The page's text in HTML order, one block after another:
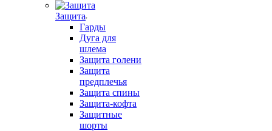
Защита
Гарды
Дуга для
шлема
Защита голени
Защита
предплечья
Защита спины
Защита-кофта
Защитные
шорты